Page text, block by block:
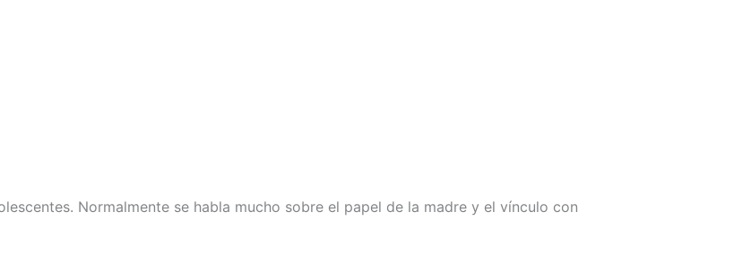
Normalmente se habla mucho sobre el papel de la madre y el vínculo con